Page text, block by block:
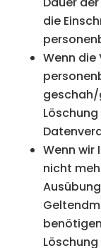
die
Wenn die
geschah/
Wenn wir
nicht